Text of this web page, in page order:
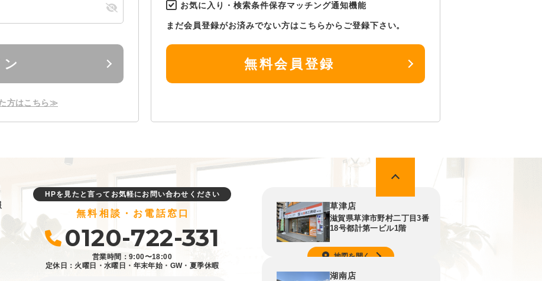
方はこちら≫
お気に入り・検索条件保存マッチング通知機能
まだ会員登録がお済みでない方はこちらからご登録下さい。
無料会員登録
HPを見たと言ってお気軽にお問い合わせください
無料相談・お電話窓口
0120-722-331
営業時間：9:00〜18:00
定休日：火曜日・水曜日・年末年始・GW・夏季休暇
草津店
滋賀県草津市野村二丁目3番
18号都計第一ビル1階
地図を開く
湖南店